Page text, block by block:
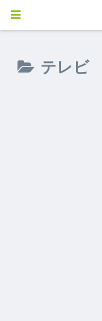
テレビ